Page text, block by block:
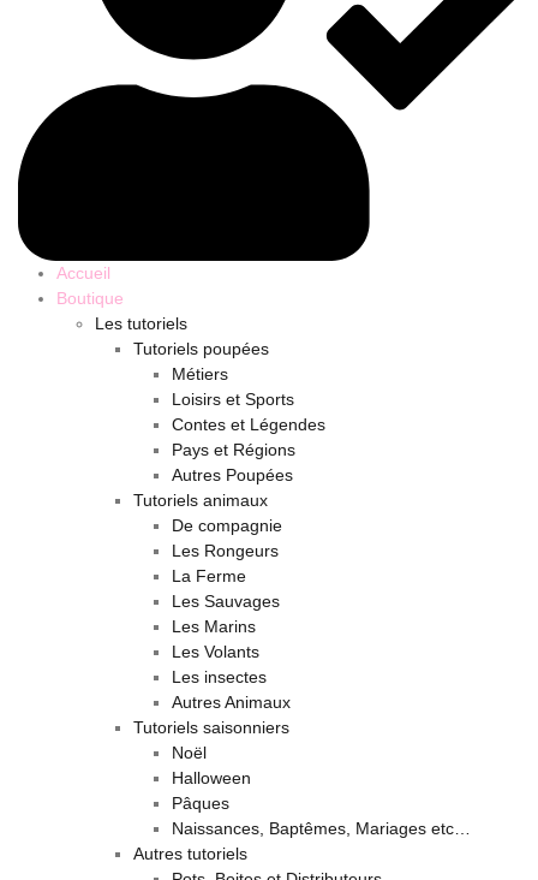
Accueil
Boutique
Les tutoriels
Tutoriels poupées
Métiers
Loisirs et Sports
Contes et Légendes
Pays et Régions
Autres Poupées
Tutoriels animaux
De compagnie
Les Rongeurs
La Ferme
Les Sauvages
Les Marins
Les Volants
Les insectes
Autres Animaux
Tutoriels saisonniers
Noël
Halloween
Pâques
Naissances, Baptêmes, Mariages etc…
Autres tutoriels